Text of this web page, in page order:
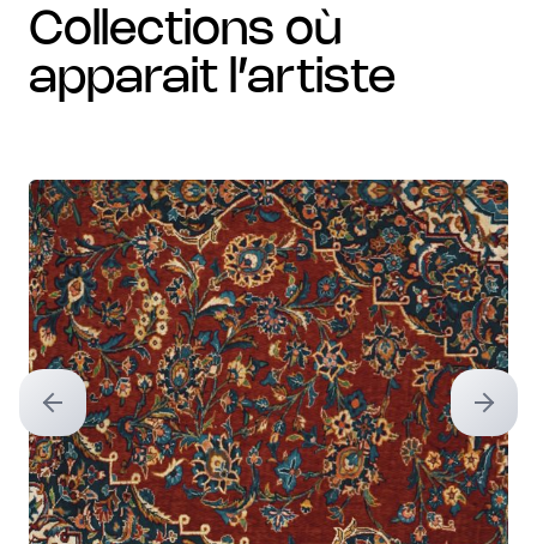
collections où
apparait l’artiste
Previous slide Next